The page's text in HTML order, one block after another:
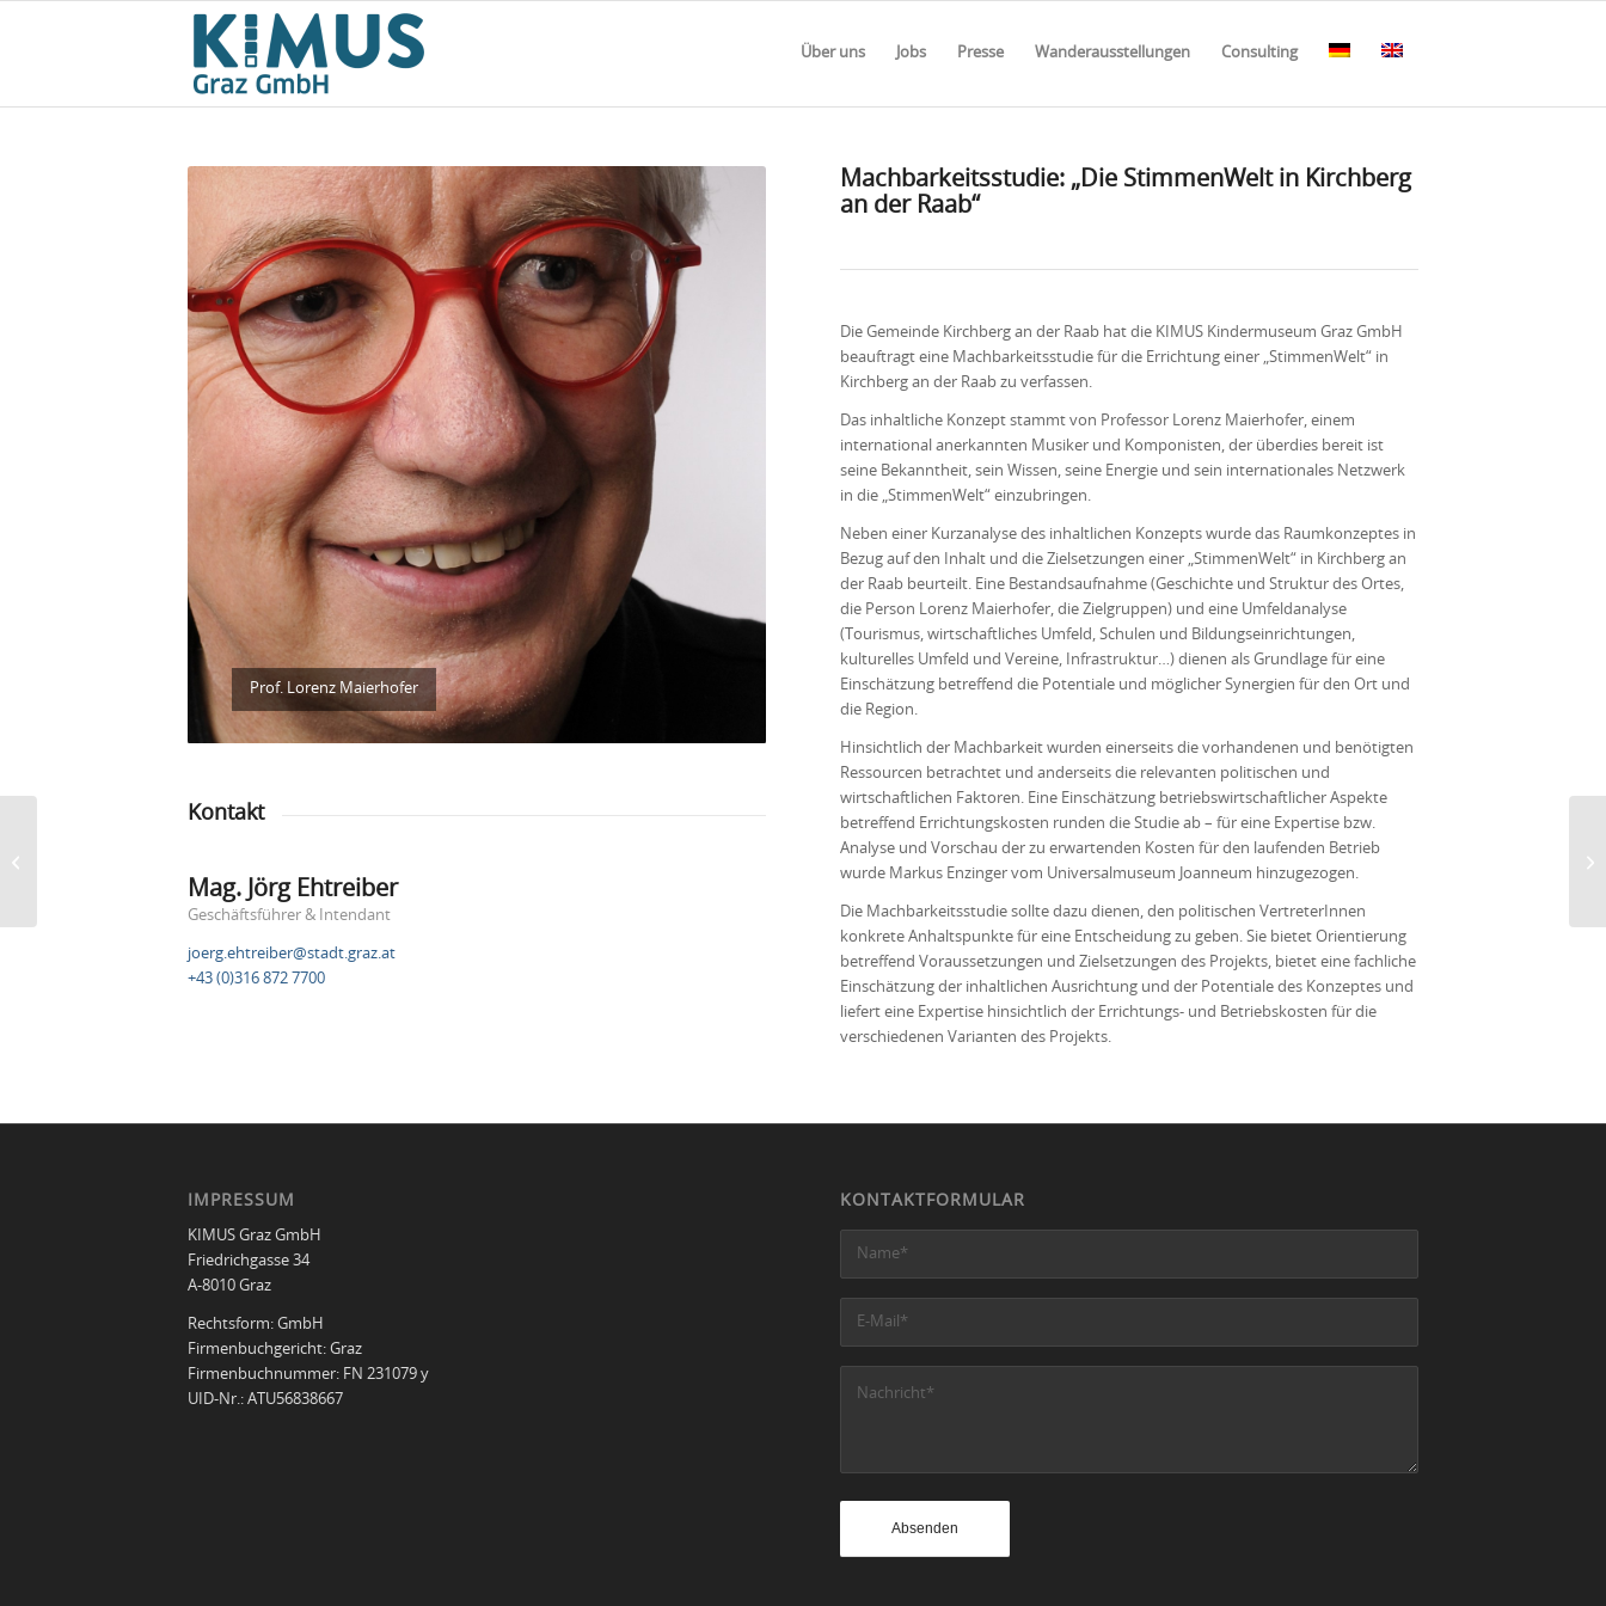
Über uns Jobs Presse Wanderausstellungen Consulting
Prof. Lorenz Maierhofer
Kontakt
Mag. Jörg Ehtreiber
Geschäftsführer & Intendant
joerg.ehtreiber@stadt.graz.at
+43 (0)316 872 7700
Machbarkeitsstudie: „Die StimmenWelt in Kirchberg
an der Raab“
Die Gemeinde Kirchberg an der Raab hat die KIMUS Kindermuseum Graz GmbH
beauftragt eine Machbarkeitsstudie für die Errichtung einer „StimmenWelt“ in
Kirchberg an der Raab zu verfassen.
Das inhaltliche Konzept stammt von Professor Lorenz Maierhofer, einem
international anerkannten Musiker und Komponisten, der überdies bereit ist
seine Bekanntheit, sein Wissen, seine Energie und sein internationales Netzwerk
in die „StimmenWelt“ einzubringen.
Neben einer Kurzanalyse des inhaltlichen Konzepts wurde das Raumkonzeptes in
Bezug auf den Inhalt und die Zielsetzungen einer „StimmenWelt“ in Kirchberg an
der Raab beurteilt. Eine Bestandsaufnahme (Geschichte und Struktur des Ortes,
die Person Lorenz Maierhofer, die Zielgruppen) und eine Umfeldanalyse
(Tourismus, wirtschaftliches Umfeld, Schulen und Bildungseinrichtungen,
kulturelles Umfeld und Vereine, Infrastruktur…) dienen als Grundlage für eine
Einschätzung betreffend die Potentiale und möglicher Synergien für den Ort und
die Region.
Hinsichtlich der Machbarkeit wurden einerseits die vorhandenen und benötigten
Ressourcen betrachtet und anderseits die relevanten politischen und
wirtschaftlichen Faktoren. Eine Einschätzung betriebswirtschaftlicher Aspekte
betreffend Errichtungskosten runden die Studie ab – für eine Expertise bzw.
Analyse und Vorschau der zu erwartenden Kosten für den laufenden Betrieb
wurde Markus Enzinger vom Universalmuseum Joanneum hinzugezogen.
Die Machbarkeitsstudie sollte dazu dienen, den politischen VertreterInnen
konkrete Anhaltspunkte für eine Entscheidung zu geben. Sie bietet Orientierung
betreffend Voraussetzungen und Zielsetzungen des Projekts, bietet eine fachliche
Einschätzung der inhaltlichen Ausrichtung und der Potentiale des Konzeptes und
liefert eine Expertise hinsichtlich der Errichtungs- und Betriebskosten für die
verschiedenen Varianten des Projekts.
IMPRESSUM
KIMUS Graz GmbH
Friedrichgasse 34
A-8010 Graz
Rechtsform: GmbH
Firmenbuchgericht: Graz
Firmenbuchnummer: FN 231079 y
UID-Nr.: ATU56838667
KONTAKTFORMULAR